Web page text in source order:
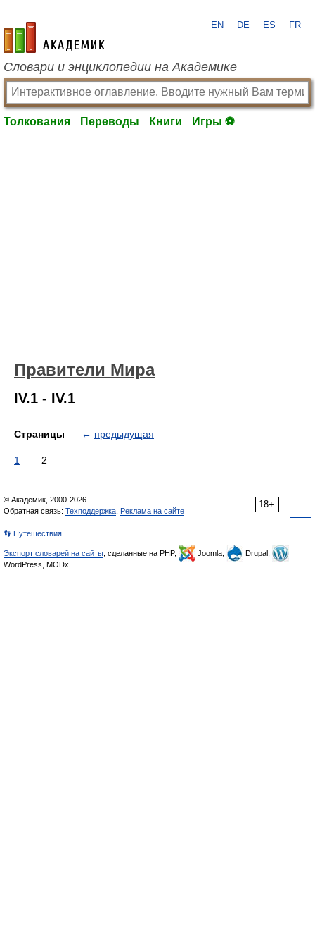
academic.ru
EN DE ES FR
Словари и энциклопедии на Академике
Толкования Переводы Книги Игры ⚽
Правители Мира
IV.1 - IV.1
Страницы ← предыдущая
1 2
18+
© Академик, 2000-2026
Обратная связь: Техподдержка Реклама на сайте
👣 Путешествия
Экспорт словарей на сайты , сделанные на PHP, Joomla,
Drupal,
WordPress, MODx.